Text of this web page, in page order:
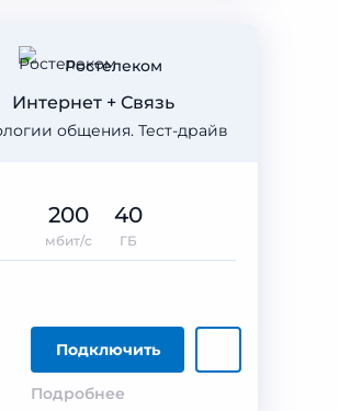
Ростелеком
общения. Тест-драйв
Интернет + Связь
Подключить
Подробнее
200
мбит/с
40
ГБ